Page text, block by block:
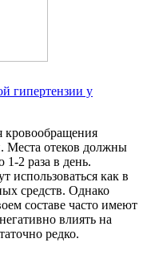
гипертензии у
кровообращения
Места отеков должны
1-2 раза в день.
использоваться как в
средств. Однако
составе часто имеют
влиять на
редко.